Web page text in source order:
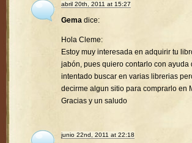
abril 20th, 2011 at 15:27
Gema dice:
Hola Cleme:
Estoy muy interesada en adquirir tu
jabón, pues quiero contarlo con ayuda
intentado buscar en varias librerias
decirme algun sitio para comprarlo en
Gracias y un saludo
junio 22nd, 2011 at 22:18